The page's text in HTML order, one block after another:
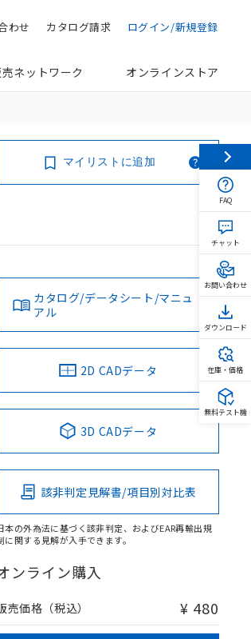
ログイン/新規登録
カタログ請求
わせ
ネットワーク オンラインストア
マイリストに追加
カタログ/データシート/マニュ
アル
2D CADデータ
3D CADデータ
該非判定見解書/項目別対比表
本の外為法に基づく該非判定、およびEAR再輸出規
に関する見解が入手できます。
ンライン購入
売価格（税込） ¥ 480
FAQ
チャット
お問い合わせ
ダウンロード
在庫・価格
無料テスト機